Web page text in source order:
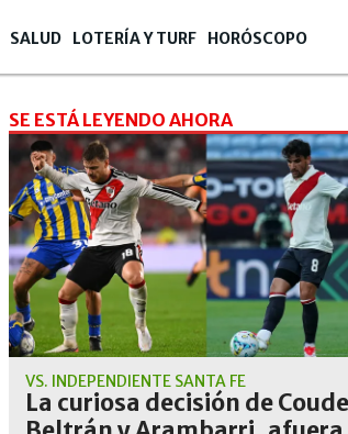
SALUD LOTERÍA Y TURF HORÓSCOPO
SE ESTÁ LEYENDO AHORA
VS. INDEPENDIENTE SANTA FE
La curiosa decisión de